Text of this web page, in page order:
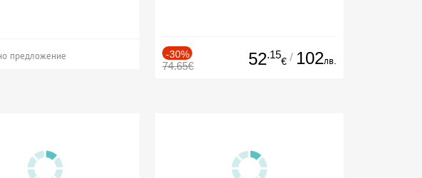
предложение -30%
74.65€ 52.15
€ / 102лв.